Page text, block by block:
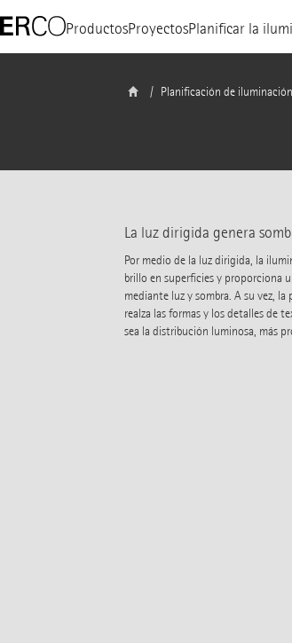
ProductosProyectosPlanificar la
Planificación de iluminación
La luz dirigida genera
Por medio de la luz dirigida, la
brillo en superficies y proporciona
mediante luz y sombra. A su vez,
realza las formas y los detalles de
sea la distribución luminosa, más